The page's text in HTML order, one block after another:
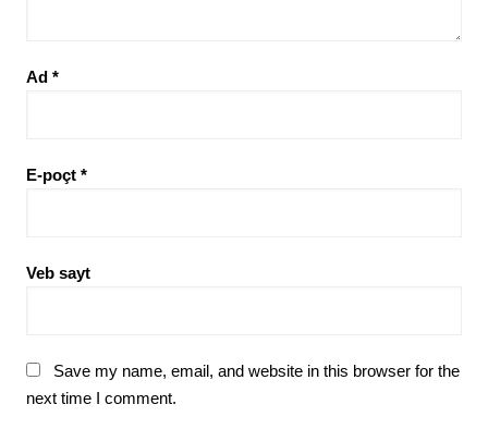
Ad *
E-poçt *
Veb sayt
Save my name, email, and website in this browser for the
next time I comment.